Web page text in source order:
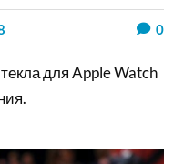
0
для Apple Watch